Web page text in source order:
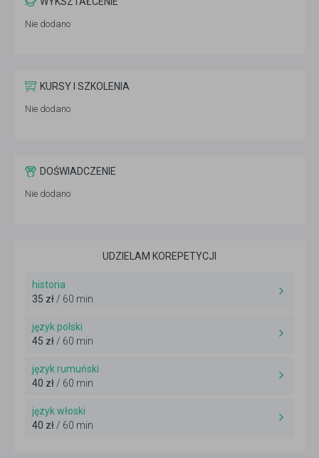
Nie dodano
KURSY I SZKOLENIA
Nie dodano
DOŚWIADCZENIE
Nie dodano
UDZIELAM KOREPETYCJI
historia
35 zł / 60 min
język polski
45 zł / 60 min
język rumuński
40 zł / 60 min
język włoski
40 zł / 60 min